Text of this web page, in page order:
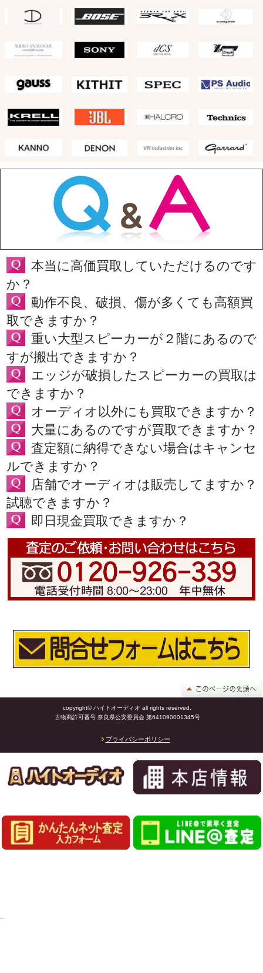
本当に高価買取していただけるのです
か？
動作不良、破損、傷が多くても高額買
取できますか？
重い大型スピーカーが２階にあるので
すが搬出できますか？
エッジが破損したスピーカーの買取は
できますか？
オーディオ以外にも買取できますか？
大量にあるのですが買取できますか？
査定額に納得できない場合はキャンセ
ルできますか？
店舗でオーディオは販売してますか？
試聴できますか？
即日現金買取できますか？
copyright© ハイトオーディオ all rights reserved.
古物商許可番号 奈良県公安委員会 第641090001345号
プライバシーポリシー